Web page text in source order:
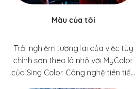
Màu của tôi
Trải nghiệm tương lai của việc tùy
chỉnh sơn theo lô nhỏ với MyColor
của Sing Color. Công nghệ tiên tiến